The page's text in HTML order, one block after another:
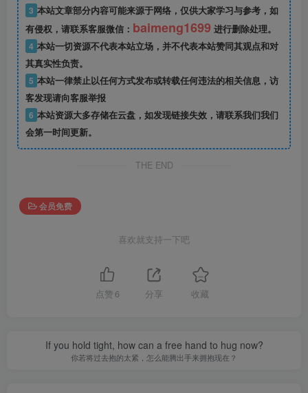
3 本站文章部分内容可能来源于网络，仅供大家学习与参考，如
有侵权，请联系客服微信： baimeng1699 进行删除处理。
4 本站一切资源不代表本站立场，并不代表本站赞同其观点和对
其真实性负责。
5 本站一律禁止以任何方式发布或转载任何违法的相关信息，访
客发现请向客服举报
6 本站资源大多存储在云盘，如发现链接失效，请联系我们我们
会第一时间更新。
THE END
会员免费
喜欢就支持一下吧
点赞 6 分享 收藏
If you hold tight, how can a free hand to hug now?
你若将过去抱的太紧，怎么能腾出手来拥抱现在？